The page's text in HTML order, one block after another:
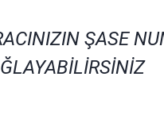
ŞASE